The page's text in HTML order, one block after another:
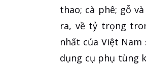
thao; cà phê; gỗ
ra, về tỷ trọng
nhất của Việt
dụng cụ phụ tùng